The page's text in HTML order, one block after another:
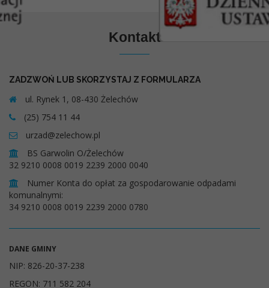
Kontakt
ZADZWOŃ LUB SKORZYSTAJ Z FORMULARZA
ul. Rynek 1, 08-430 Żelechów
(25) 754 11 44
urzad@zelechow.pl
BS Garwolin O/Żelechów
32 9210 0008 0019 2239 2000 0040
Numer Konta do opłat za gospodarowanie odpadami
komunalnymi:
34 9210 0008 0019 2239 2000 0780
DANE GMINY
NIP: 826-20-37-238
REGON: 711 582 204